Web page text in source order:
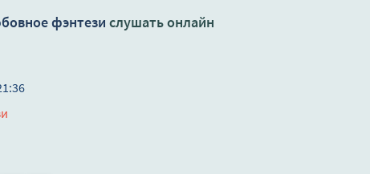
фэнтези слушать онлайн